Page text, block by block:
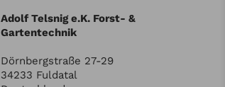
Adolf Telsnig e.K. Forst- &
Gartentechnik
Dörnbergstraße 27-29
34233 Fuldatal